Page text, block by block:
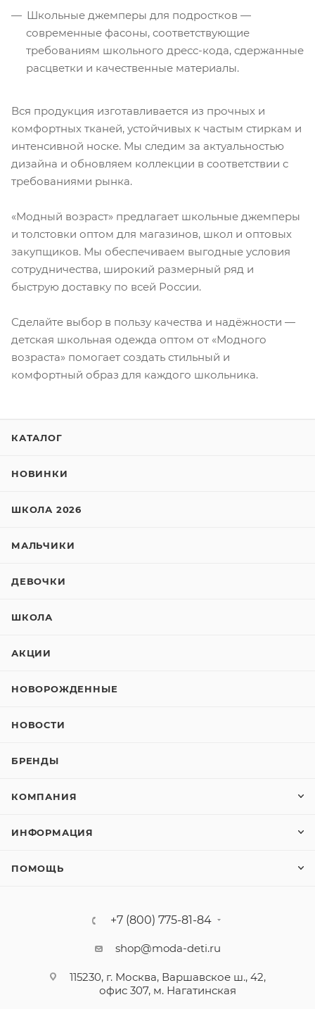
Школьные джемперы для подростков —
современные фасоны, соответствующие
требованиям школьного дресс-кода, сдержанные
расцветки и качественные материалы.
Вся продукция изготавливается из прочных и
комфортных тканей, устойчивых к частым стиркам и
интенсивной носке. Мы следим за актуальностью
дизайна и обновляем коллекции в соответствии с
требованиями рынка.
«Модный возраст» предлагает школьные джемперы
и толстовки оптом для магазинов, школ и оптовых
закупщиков. Мы обеспечиваем выгодные условия
сотрудничества, широкий размерный ряд и
быструю доставку по всей России.
Сделайте выбор в пользу качества и надёжности —
детская школьная одежда оптом от «Модного
возраста» помогает создать стильный и
комфортный образ для каждого школьника.
КАТАЛОГ
НОВИНКИ
ШКОЛА 2026
МАЛЬЧИКИ
ДЕВОЧКИ
ШКОЛА
АКЦИИ
НОВОРОЖДЕННЫЕ
НОВОСТИ
БРЕНДЫ
КОМПАНИЯ
ИНФОРМАЦИЯ
ПОМОЩЬ
+7 (800) 775-81-84
shop@moda-deti.ru
115230, г. Москва, Варшавское ш., 42,
офис 307, м. Нагатинская